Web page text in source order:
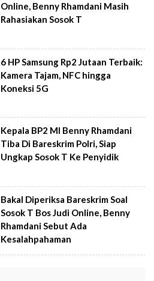
Online, Benny Rhamdani Masih
Rahasiakan Sosok T
6 HP Samsung Rp2 Jutaan Terbaik:
Kamera Tajam, NFC hingga
Koneksi 5G
Kepala BP2 MI Benny Rhamdani
Tiba Di Bareskrim Polri, Siap
Ungkap Sosok T Ke Penyidik
Bakal Diperiksa Bareskrim Soal
Sosok T Bos Judi Online, Benny
Rhamdani Sebut Ada
Kesalahpahaman